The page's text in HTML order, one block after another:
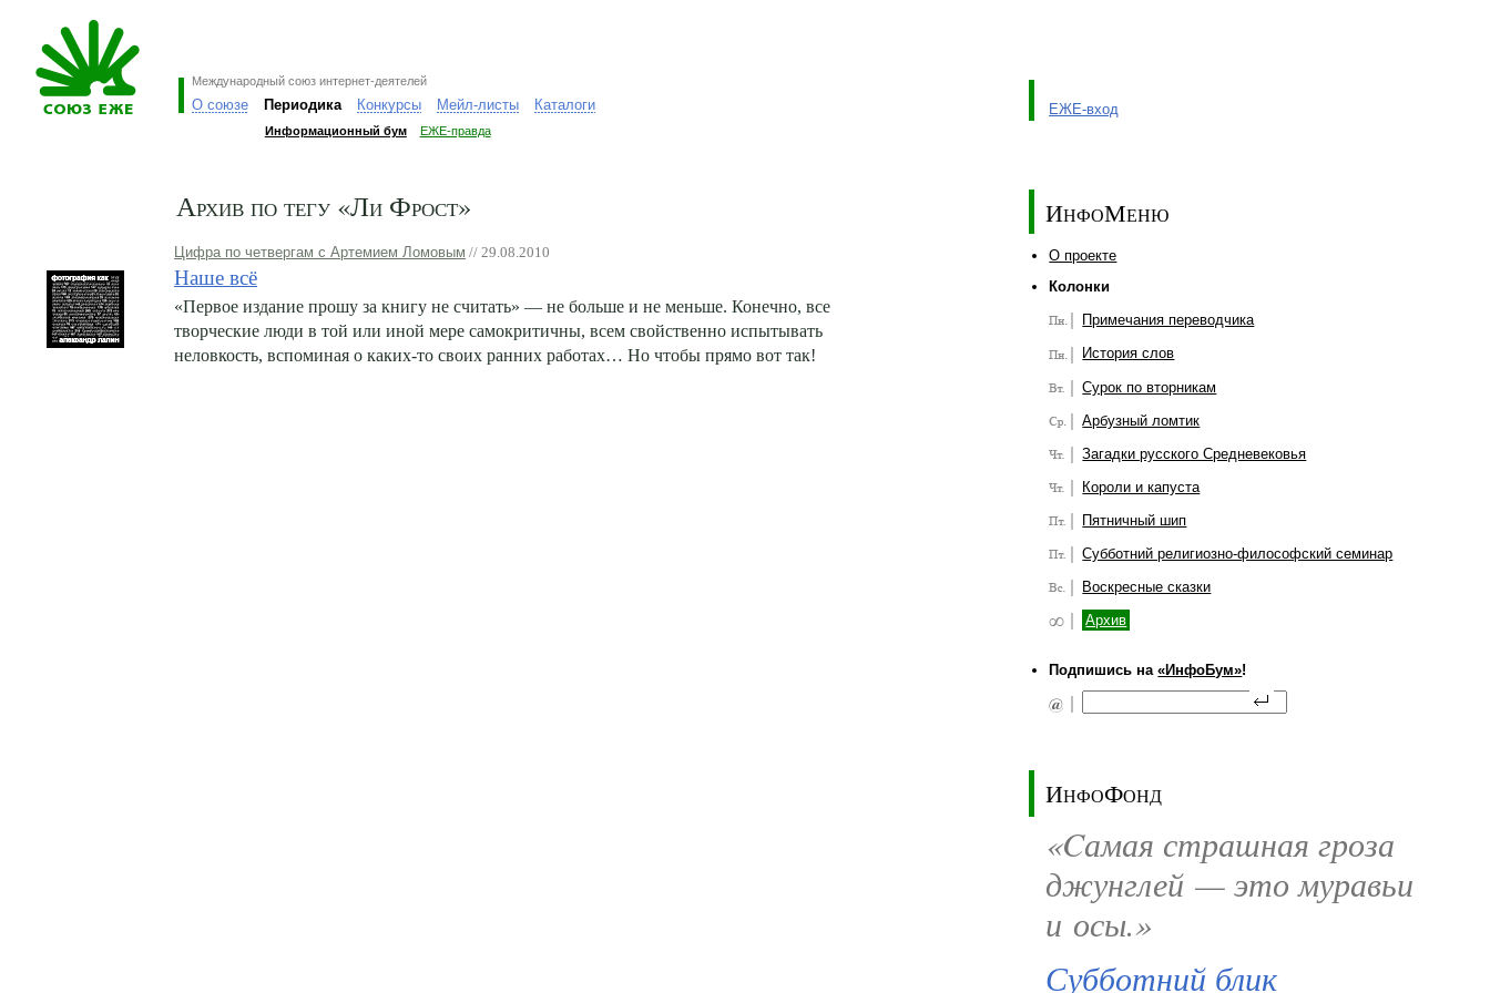
Международный союз интернет-деятелей
О союзе Периодика Конкурсы Мейл-листы Каталоги
Информационный бум ЕЖЕ-правда
ЕЖЕ-вход
Архив по тегу «Ли Фрост»
Цифра по четвергам с Артемием Ломовым // 29.08.2010
Наше всё
«Первое издание прошу за книгу не считать» — не больше и не меньше. Конечно, все
творческие люди в той или иной мере самокритичны, всем свойственно испытывать
неловкость, вспоминая о каких-то своих ранних работах… Но чтобы прямо вот так!
ИнфоМеню
О проекте
Колонки
Примечания переводчика
История слов
Сурок по вторникам
Арбузный ломтик
Загадки русского Средневековья
Короли и капуста
Пятничный шип
Субботний религиозно-философский семинар
Воскресные сказки
Архив
Подпишись на«ИнфоБум»!
ИнфоФонд
«Cамая страшная гроза
джунглей — это муравьи
и осы.»
Субботний блик